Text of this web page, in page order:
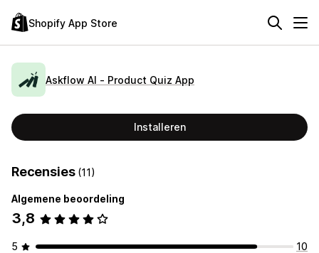
Shopify App Store
Askflow AI ‑ Product Quiz App
Installeren
Recensies (11)
Algemene beoordeling
3,8
5
10